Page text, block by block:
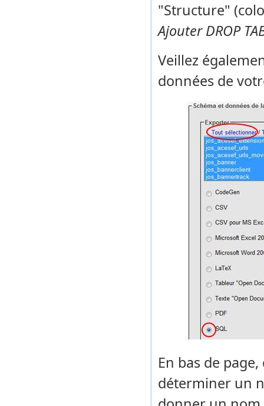
"Structure"
Ajouter DROP
Veillez
données de
En bas de
déterminer un